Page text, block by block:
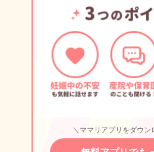
＼ママリアプリをダウン